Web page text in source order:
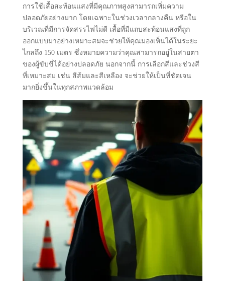
การใช้เสื้อสะท้อนแสงที่มีคุณภาพสูงสามารถเพิ่มความ
ปลอดภัยอย่างมาก โดยเฉพาะในช่วงเวลากลางคืน หรือใน
บริเวณที่มีการจัดสรรไฟไม่ดี เสื้อที่มีแถบสะท้อนแสงที่ถูก
ออกแบบมาอย่างเหมาะสมจะช่วยให้คุณมองเห็นได้ในระยะ
ไกลถึง 150 เมตร ซึ่งหมายความว่าคุณสามารถอยู่ในสายตา
ของผู้ขับขี่ได้อย่างปลอดภัย นอกจากนี้ การเลือกสีและช่วงสี
ที่เหมาะสม เช่น สีส้มและสีเหลือง จะช่วยให้เป็นที่ชัดเจน
มากยิ่งขึ้นในทุกสภาพแวดล้อม